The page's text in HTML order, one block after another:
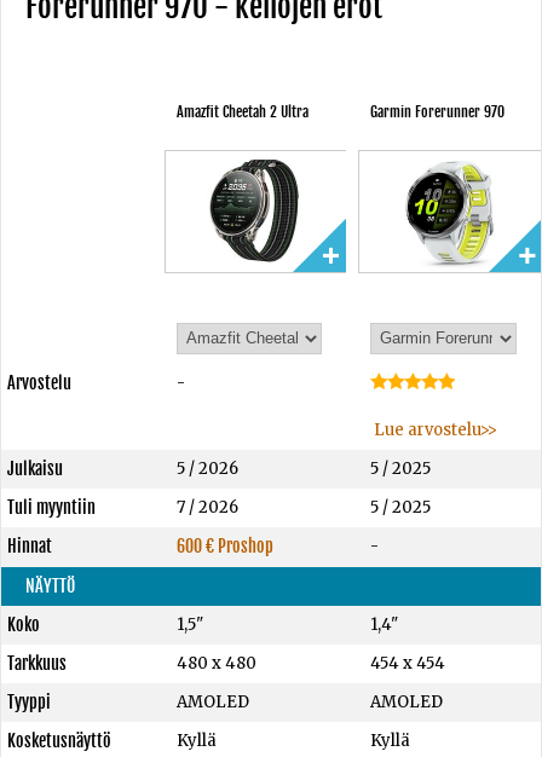
Amazfit Cheetah 2 Ultra Garmin Forerunner 970
Arvostelu -
Lue arvostelu>>
Julkaisu
5 / 2026
5 / 2025
Tuli myyntiin
7 / 2026
5 / 2025
Hinnat
600 € Proshop
-
NÄYTTÖ
Koko
1,5"
1,4"
Tarkkuus
480 x 480
454 x 454
Tyyppi
AMOLED
AMOLED
Kosketusnäyttö
Kyllä
Kyllä